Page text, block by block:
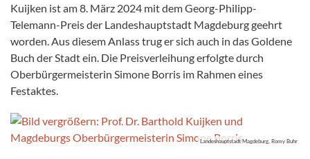
Kuijken ist am 8. März 2024 mit dem Georg-Philipp-
Telemann-Preis der Landeshauptstadt Magdeburg geehrt
worden. Aus diesem Anlass trug er sich auch in das Goldene
Buch der Stadt ein. Die Preisverleihung erfolgte durch
Oberbürgermeisterin Simone Borris im Rahmen eines
Festaktes.
Landeshauptstadt Magdeburg, Romy Buhr